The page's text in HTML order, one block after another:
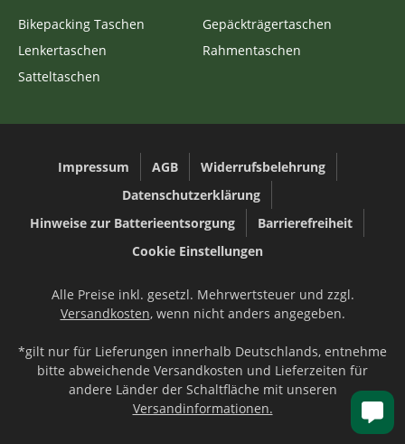
Bikepacking Taschen
Lenkertaschen
Satteltaschen
Gepäckträgertaschen
Rahmentaschen
Impressum AGB
Widerrufsbelehrung
Datenschutzerklärung
Hinweise zur Batterieentsorgung
Barrierefreiheit
Cookie Einstellungen
Alle Preise inkl. gesetzl. Mehrwertsteuer und zzgl.
Versandkosten, wenn nicht anders angegeben.
*gilt nur für Lieferungen innerhalb Deutschlands, entnehme
bitte abweichende Versandkosten und Lieferzeiten für
andere Länder der Schaltfläche mit unseren
Versandinformationen.